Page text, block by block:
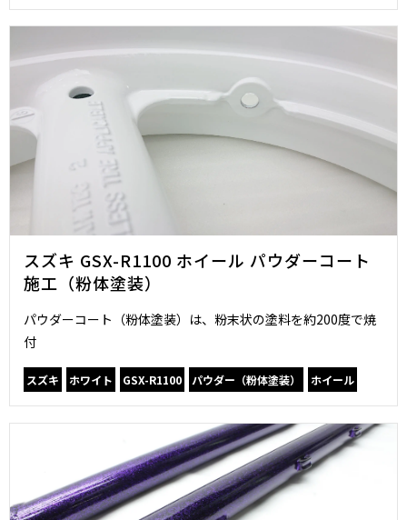
スズキ GSX-R1100 ホイール パウダーコート
施工（粉体塗装）
パウダーコート（粉体塗装）は、粉末状の塗料を約200度で焼
付
スズキ ホワイト GSX-R1100 パウダー（粉体塗装） ホイール